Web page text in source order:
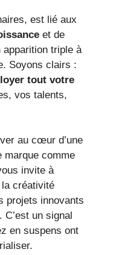
est lié aux
et de
apparition triple à
Soyons clairs :
tout votre
vos talents,
au cœur d’une
marque comme
invite à
créativité
projets innovants
un signal
en suspens ont